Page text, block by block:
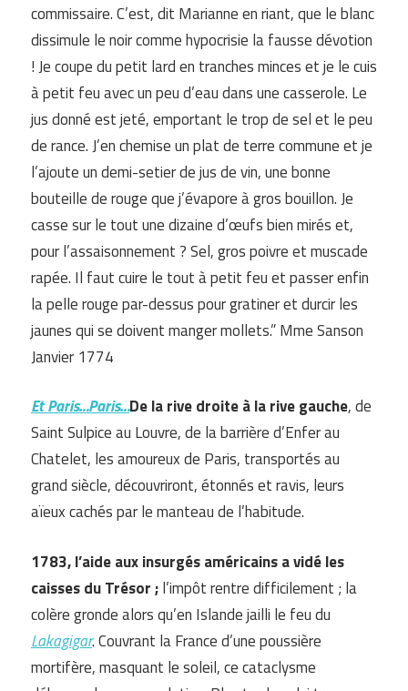
commissaire. C’est, dit Marianne en riant, que le blanc
dissimule le noir comme hypocrisie la fausse dévotion
! Je coupe du petit lard en tranches minces et je le cuis
à petit feu avec un peu d’eau dans une casserole. Le
jus donné est jeté, emportant le trop de sel et le peu
de rance. J’en chemise un plat de terre commune et je
l’ajoute un demi-setier de jus de vin, une bonne
bouteille de rouge que j’évapore à gros bouillon. Je
casse sur le tout une dizaine d’œufs bien mirés et,
pour l’assaisonnement ? Sel, gros poivre et muscade
rapée. Il faut cuire le tout à petit feu et passer enfin
la pelle rouge par-dessus pour gratiner et durcir les
jaunes qui se doivent manger mollets.” Mme Sanson
Janvier 1774
Et Paris…Paris…De la rive droite à la rive gauche, de
Saint Sulpice au Louvre, de la barrière d’Enfer au
Chatelet, les amoureux de Paris, transportés au
grand siècle, découvriront, étonnés et ravis, leurs
aïeux cachés par le manteau de l’habitude.
1783, l’aide aux insurgés américains a vidé les
caisses du Trésor ;l’impôt rentre difficilement ; la
colère gronde alors qu’en Islande jailli le feu du
Lakagigar. Couvrant la France d’une poussière
mortifère, masquant le soleil, ce cataclysme